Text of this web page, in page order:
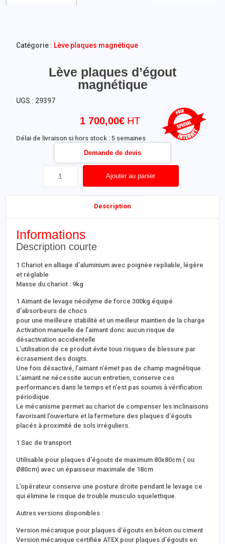
Lève plaques d’égout
magnétique
1 700,00€
Délai de livraison si hors stock : 5 semaines
Ajouter au panier
Demande de devis
UGS : 29397
Catégorie : Lève plaques magnétique
Description
Informations
Description courte
1 Chariot en alliage d’aluminium avec poignée repliable, légère
et réglable
Masse du chariot : 9kg
1 Aimant de levage néodyme de force 300kg équipé
d’absorbeurs de chocs
pour une meilleure stabilité et un meilleur maintien de la charge
Activation manuelle de l’aimant donc aucun risque de
désactivation accidentelle
L’utilisation de ce produit évite tous risques de blessure par
écrasement des doigts.
Une fois désactivé, l’aimant n’émet pas de champ magnétique.
L’aimant ne nécessite aucun entretien, conserve ces
performances dans le temps et n’est pas soumis à vérification
périodique.
Le mécanisme permet au chariot de compenser les inclinaisons
favorisant l’ouverture et la fermeture des plaques d’égouts
placés à proximité de sols irréguliers.
1 Sac de transport
Utilisable pour plaques d’égouts de maximum 80x80cm ( ou
Ø80cm) avec un épaisseur maximale de 18cm
L’opérateur conserve une posture droite pendant le levage ce
qui élimine le risque de trouble musculo squelettique.
Autres versions disponibles :
Version mécanique pour plaques d’égouts en béton ou ciment
Version mécanique certifiée ATEX pour plaques d’égouts en